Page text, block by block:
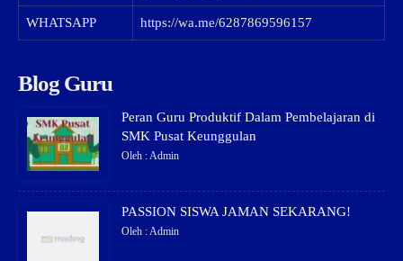
WHATSAPP https://wa.me/6287869596157
Blog Guru
Peran Guru Produktif Dalam Pembelajaran di
SMK Pusat Keunggulan
Oleh : Admin
PASSION SISWA JAMAN SEKARANG!
Oleh : Admin